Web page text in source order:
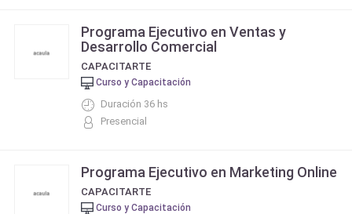
Programa Ejecutivo en Ventas y
Desarrollo Comercial
CAPACITARTE
Curso y Capacitación
Duración 36 hs
Presencial
Programa Ejecutivo en Marketing Online
CAPACITARTE
Curso y Capacitación